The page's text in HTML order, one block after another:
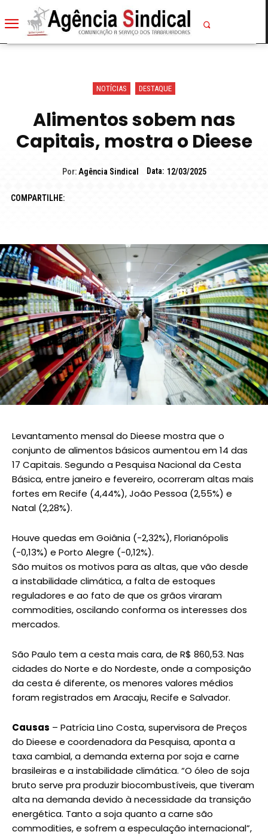
NOTÍCIAS DESTAQUE
Alimentos sobem nas
Capitais, mostra o Dieese
Por: Agência Sindical Data: 12/03/2025
COMPARTILHE:
Levantamento mensal do Dieese mostra que o
conjunto de alimentos básicos aumentou em 14 das
17 Capitais. Segundo a Pesquisa Nacional da Cesta
Básica, entre janeiro e fevereiro, ocorreram altas mais
fortes em Recife (4,44%), João Pessoa (2,55%) e
Natal (2,28%).
Houve quedas em Goiânia (-2,32%), Florianópolis
(-0,13%) e Porto Alegre (-0,12%).
São muitos os motivos para as altas, que vão desde
a instabilidade climática, a falta de estoques
reguladores e ao fato de que os grãos viraram
commodities, oscilando conforma os interesses dos
mercados.
São Paulo tem a cesta mais cara, de R$ 860,53. Nas
cidades do Norte e do Nordeste, onde a composição
da cesta é diferente, os menores valores médios
foram registrados em Aracaju, Recife e Salvador.
Causas – Patrícia Lino Costa, supervisora de Preços
do Dieese e coordenadora da Pesquisa, aponta a
taxa cambial, a demanda externa por soja e carne
brasileiras e a instabilidade climática. “O óleo de soja
bruto serve pra produzir biocombustíveis, que tiveram
alta na demanda devido à necessidade da transição
energética. Tanto a soja quanto a carne são
commodities, e sofrem a especulação internacional”,